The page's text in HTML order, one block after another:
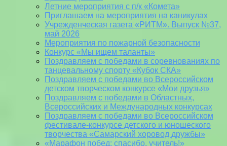
Летние мероприятия с п/к «Комета»
Приглашаем на мероприятия на каникулах
Учрежденческая газета «РИТМ». Выпуск №37,
май 2026
Мероприятия по пожарной безопасности
Конкурс «Мы ищем таланты»
Поздравляем с победами в соревнованиях по
танцевальному спорту «Кубок СКА»
Поздравляем с победами во Всероссийском
детском творческом конкурсе «Мои друзья»
Поздравляем с победами в Областных,
Всероссийских и Международных конкурсах
Поздравляем с победами во Всероссийском
фестивале-конкурсе детского и юношеского
творчества «Самарский хоровод дружбы»
«Марафон побед: спасибо, учитель!»